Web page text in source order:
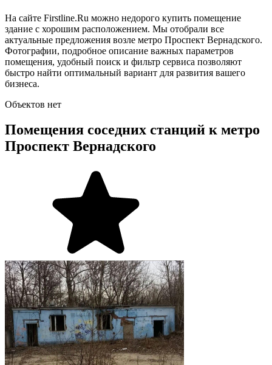
На сайте Firstline.Ru можно недорого купить помещение
здание с хорошим расположением. Мы отобрали все
актуальные предложения возле метро Проспект Вернадского.
Фотографии, подробное описание важных параметров
помещения, удобный поиск и фильтр сервиса позволяют
быстро найти оптимальный вариант для развития вашего
бизнеса.
Объектов нет
Помещения соседних станций к метро
Проспект Вернадского